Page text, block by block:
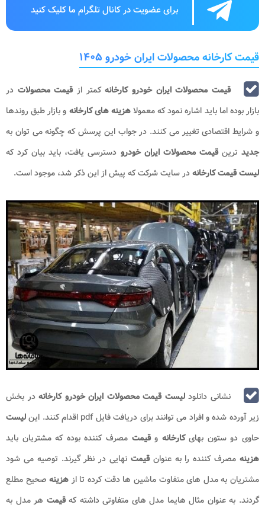
برای عضویت در کانال تلگرام ما کلیک کنید
قیمت کارخانه محصولات ایران خودرو ۱۴۰۵
قیمت محصولات ایران خودرو کارخانهکمتر ازقیمت محصولات در
بازار بوده اما باید اشاره نمود که معمولاهزینه های کارخانه و بازار طبق روندها
و شرایط اقتصادی تغییر می کنند. در جواب این پرسش که چگونه می توان به
جدید ترینقیمت محصولات ایران خودرو دسترسی یافت، باید بیان کرد که
لیست قیمت کارخانهدر سایت شرکت که پیش از این ذکر شد، موجود است.
نشانی دانلودلیست قیمت محصولات ایران خودرو کارخانهدر بخش
زیر آورده شده و افراد می توانند برای دریافت فایلpdf اقدام کنند. اینلیست
حاوی دو ستون بهایکارخانه وقیمتمصرف کننده بوده که مشتریان باید
هزینه مصرف کننده را به عنوانقیمت نهایی در نظر گیرند. توصیه می شود
مشتریان به مدل های متفاوت ماشین ها دقت کرده تا از هزینه صحیح مطلع
گردند. به عنوان مثال هایما مدل های متفاوتی داشته کهقیمت هر مدل به